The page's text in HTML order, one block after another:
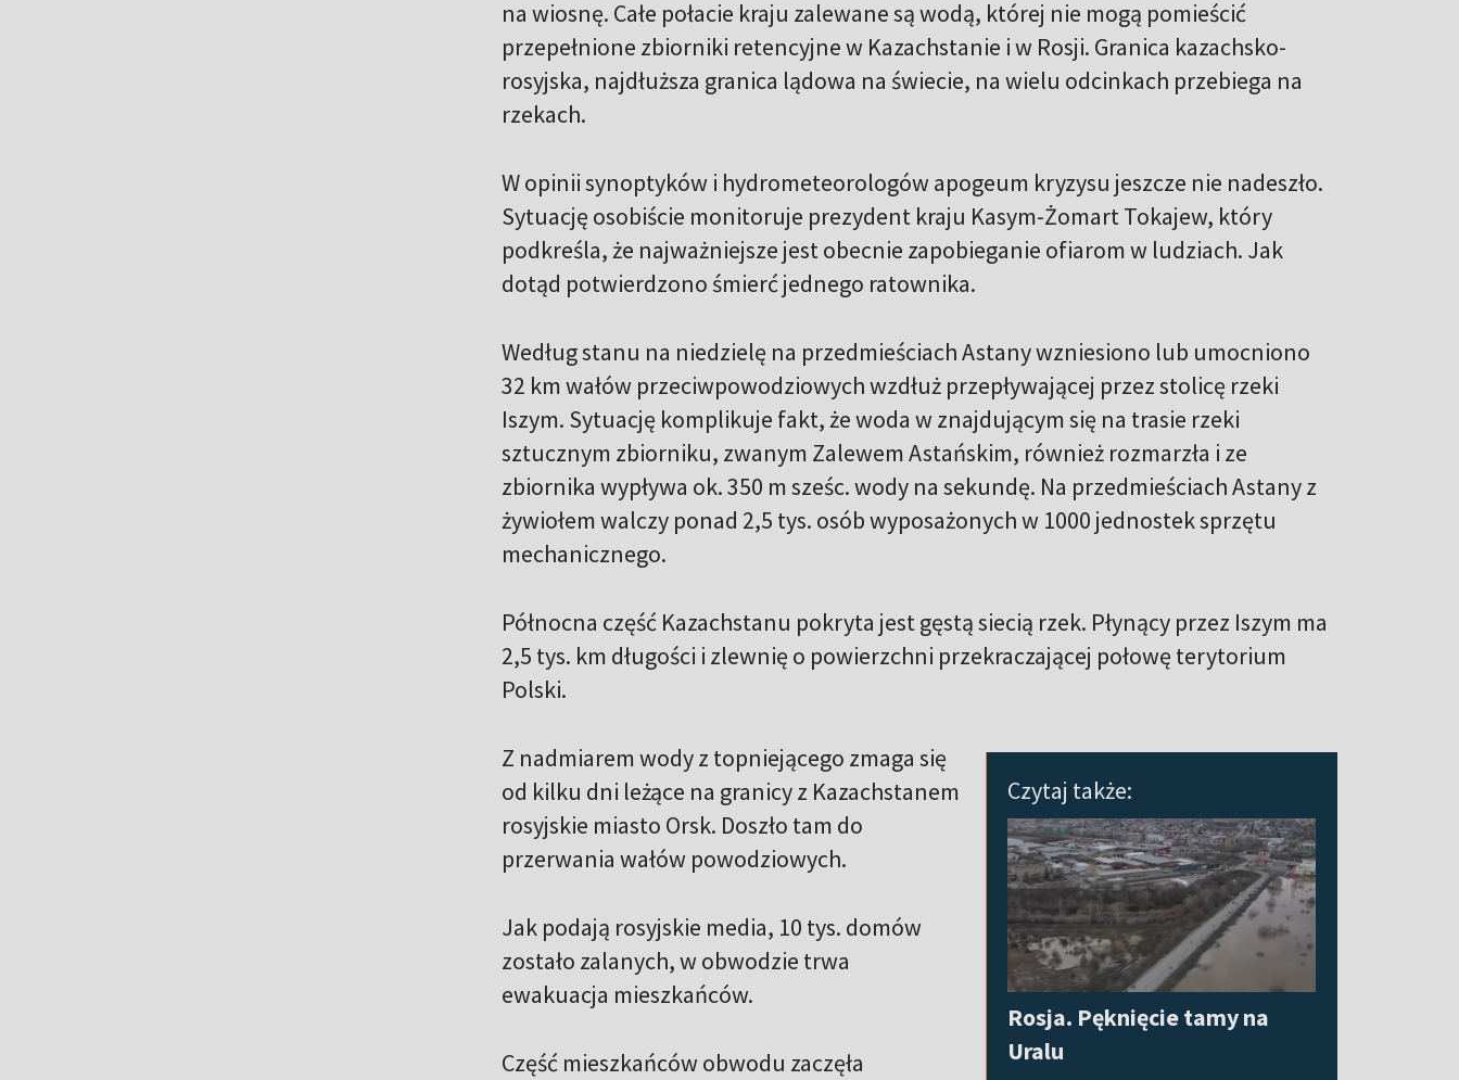
na wiosnę. Całe połacie kraju zalewane są wodą, której nie mogą pomieścić
przepełnione zbiorniki retencyjne w Kazachstanie i w Rosji. Granica kazachsko-
rosyjska, najdłuższa granica lądowa na świecie, na wielu odcinkach przebiega na
rzekach.
W opinii synoptyków i hydrometeorologów apogeum kryzysu jeszcze nie nadeszło.
Sytuację osobiście monitoruje prezydent kraju Kasym-Żomart Tokajew, który
podkreśla, że najważniejsze jest obecnie zapobieganie ofiarom w ludziach. Jak
dotąd potwierdzono śmierć jednego ratownika.
Według stanu na niedzielę na przedmieściach Astany wzniesiono lub umocniono
32 km wałów przeciwpowodziowych wzdłuż przepływającej przez stolicę rzeki
Iszym. Sytuację komplikuje fakt, że woda w znajdującym się na trasie rzeki
sztucznym zbiorniku, zwanym Zalewem Astańskim, również rozmarzła i ze
zbiornika wypływa ok. 350 m sześc. wody na sekundę. Na przedmieściach Astany z
żywiołem walczy ponad 2,5 tys. osób wyposażonych w 1000 jednostek sprzętu
mechanicznego.
Północna część Kazachstanu pokryta jest gęstą siecią rzek. Płynący przez Iszym ma
2,5 tys. km długości i zlewnię o powierzchni przekraczającej połowę terytorium
Polski.
Czytaj także:
Rosja. Pęknięcie tamy na
Uralu
Z nadmiarem wody z topniejącego zmaga się
od kilku dni leżące na granicy z Kazachstanem
rosyjskie miasto Orsk. Doszło tam do
przerwania wałów powodziowych.
Jak podają rosyjskie media, 10 tys. domów
zostało zalanych, w obwodzie trwa
ewakuacja mieszkańców.
Część mieszkańców obwodu zaczęła